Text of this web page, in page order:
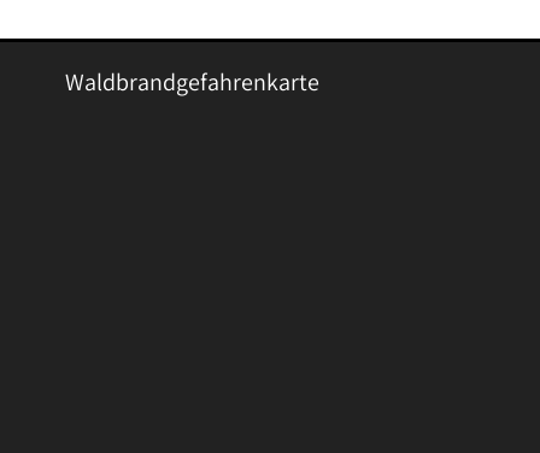
Waldbrandgefahrenkarte